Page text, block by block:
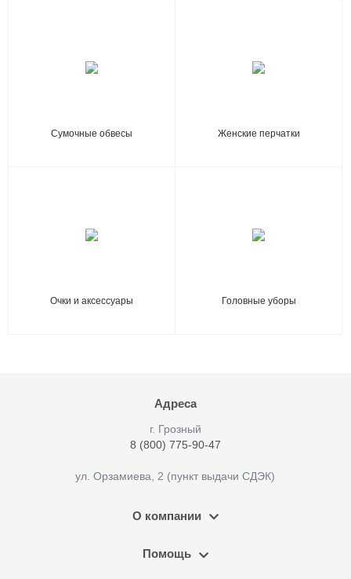
Сумочные обвесы Женские перчатки
Очки и аксессуары Головные уборы
Адреса
г. Грозный
8 (800) 775-90-47
ул. Орзамиева, 2 (пункт выдачи СДЭК)
О компании
Помощь